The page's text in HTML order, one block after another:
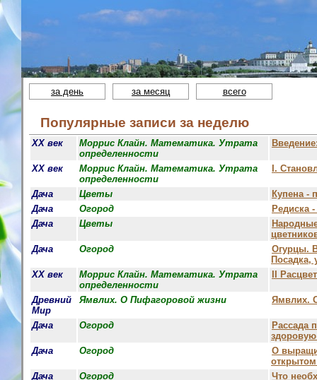
за день за месяц всего
Популярные записи за неделю
XX век
Моррис Клайн. Математика. Утрата
определенности
XX век
Моррис Клайн. Математика. Утрата
определенности
I.
Дача Цветы
Купена -
Дача
Огород
Редиска
Дача
Цветы
Дача
Огород
Огурцы.
Посадка,
XX век
Моррис Клайн. Математика. Утрата
определенности
II
Древний
Мир
Ямвлих. О Пифагоровой жизни Ямвлих.
Дача Огород
Рассада
здоровую
Дача
Огород
О
открытом
Дача
Огород
Что